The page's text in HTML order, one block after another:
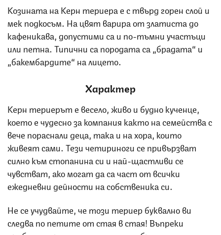
Козината на Керн териера е с твърд горен слой и
мек подкосъм. На цвят варира от златиста до
кафеникава, допустими са и по-тъмни участъци
или петна. Типични са породата са „брадата“ и
„бакембардите“ на лицето.
Характер
Керн териерът е весело, живо и будно кученце,
което е чудесно за компания както на семейства с
вече пораснали деца, така и на хора, които
живеят сами. Тези четириноги се привързват
силно към стопанина си и най-щастливи се
чувстват, ако могат да са част от всички
ежедневни дейности на собственика си.
Не се учудвайте, че този териер буквално ви
следва по петите от стая в стая! Въпреки